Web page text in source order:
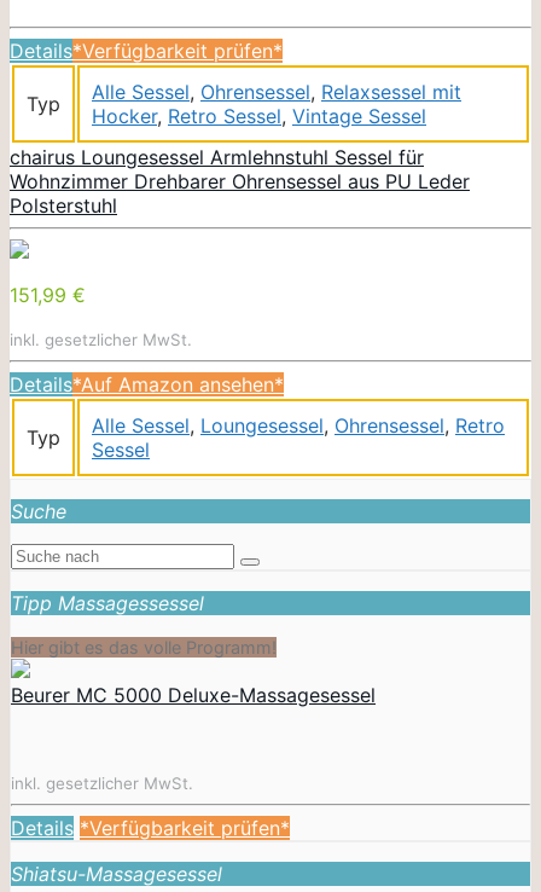
Details*Verfügbarkeit prüfen*
Typ Alle Sessel, Ohrensessel, Relaxsessel mit
Hocker, Retro Sessel, Vintage Sessel
chairus Loungesessel Armlehnstuhl Sessel für
Wohnzimmer Drehbarer Ohrensessel aus PU Leder
Polsterstuhl
151,99 €
inkl. gesetzlicher MwSt.
Details*Auf Amazon ansehen*
Typ Alle Sessel, Loungesessel, Ohrensessel, Retro
Sessel
Suche
Tipp Massagessessel
Hier gibt es das volle Programm!
Beurer MC 5000 Deluxe-Massagesessel
inkl. gesetzlicher MwSt.
Details *Verfügbarkeit prüfen*
Shiatsu-Massagesessel